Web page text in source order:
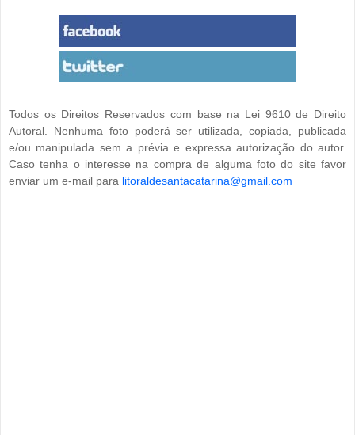
Todos os Direitos Reservados com base na Lei 9610 de Direito
Autoral. Nenhuma foto poderá ser utilizada, copiada, publicada
e/ou manipulada sem a prévia e expressa autorização do autor.
Caso tenha o interesse na compra de alguma foto do site favor
enviar um e-mail para litoraldesantacatarina@gmail.com